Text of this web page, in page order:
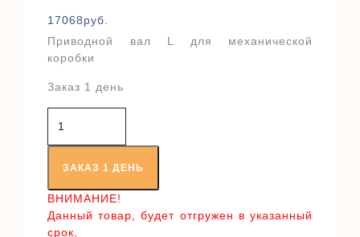
17068руб.
Приводной вал L для механической
коробки
Заказ 1 день
товара
Приводной
валЗАКАЗ 1 ДЕНЬ
ВНИМАНИЕ!
Данный товар, будет отгружен в указанный
срок,